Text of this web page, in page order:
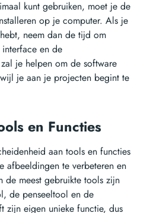
kunt gebruiken, moet je de
op je computer. Als je
neem dan de tijd om
en de
je helpen om de software
je aan je projecten begint te
en Functies
aan tools en functies
afbeeldingen te verbeteren en
de meest gebruikte tools zijn
de penseeltool en de
zijn eigen unieke functie, dus